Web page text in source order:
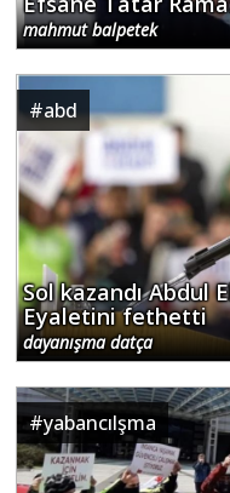
mahmut balpetek
#abd
Sol kazandı Abdul
Eyaletini fethetti
dayanışma datça
#yabancılşma